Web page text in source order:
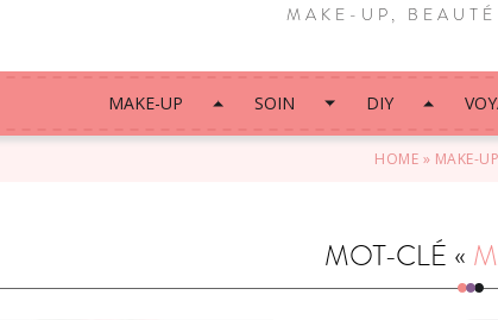
MAKE-UP,
MAKE-UP SOIN DIY
HOME » MAKE-UP
MOT-CLÉ «